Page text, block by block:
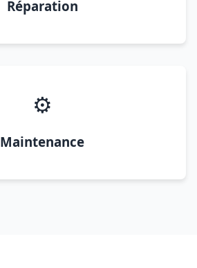
Réparation
⚙️
Maintenance